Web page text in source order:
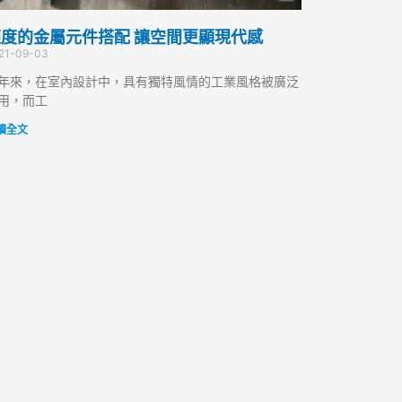
的金屬元件搭配 讓空間更顯現代感
09-03
來，在室內設計中，具有獨特風情的工業風格被廣泛
，而工
全文